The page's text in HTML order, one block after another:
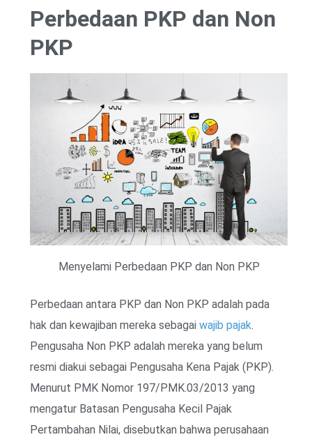
Perbedaan PKP dan Non
PKP
Menyelami Perbedaan PKP dan Non PKP
Perbedaan antara PKP dan Non PKP adalah pada
hak dan kewajiban mereka sebagai wajib pajak.
Pengusaha Non PKP adalah mereka yang belum
resmi diakui sebagai Pengusaha Kena Pajak (PKP).
Menurut PMK Nomor 197/PMK.03/2013 yang
mengatur Batasan Pengusaha Kecil Pajak
Pertambahan Nilai, disebutkan bahwa perusahaan